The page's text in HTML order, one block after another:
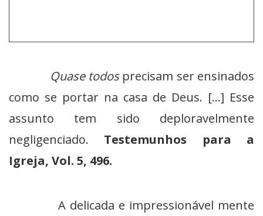
Quase todosprecisam ser ensinados
como se portar na casa de Deus. […] Esse
assunto tem sido deploravelmente
negligenciado. Testemunhos para a
Igreja, Vol. 5, 496.
A delicada e impressionável mente